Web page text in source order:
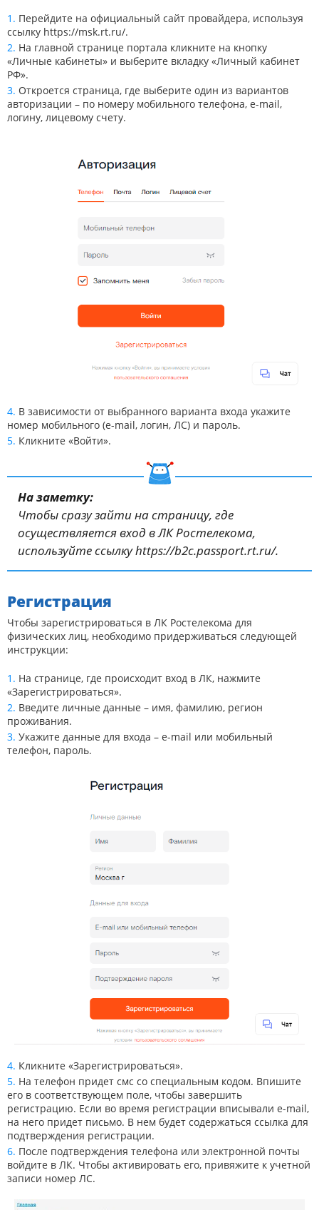
Перейдите на официальный сайт провайдера, используя
ссылку https://msk.rt.ru/.
На главной странице портала кликните на кнопку
«Личные кабинеты» и выберите вкладку «Личный кабинет
РФ».
Откроется страница, где выберите один из вариантов
авторизации – по номеру мобильного телефона, e-mail,
логину, лицевому счету.
В зависимости от выбранного варианта входа укажите
номер мобильного (e-mail, логин, ЛС) и пароль.
Кликните «Войти».
На заметку:
Чтобы сразу зайти на страницу, где
осуществляется вход в ЛК Ростелекома,
используйте ссылкуhttps://b2c.passport.rt.ru/.
Регистрация
Чтобы зарегистрироваться в ЛК Ростелекома для
физических лиц, необходимо придерживаться следующей
инструкции:
На странице, где происходит вход в ЛК, нажмите
«Зарегистрироваться».
Введите личные данные – имя, фамилию, регион
проживания.
Укажите данные для входа – e-mail или мобильный
телефон, пароль.
Кликните «Зарегистрироваться».
На телефон придет смс со специальным кодом. Впишите
его в соответствующем поле, чтобы завершить
регистрацию. Если во время регистрации вписывали e-mail,
на него придет письмо. В нем будет содержаться ссылка для
подтверждения регистрации.
После подтверждения телефона или электронной почты
войдите в ЛК. Чтобы активировать его, привяжите к учетной
записи номер ЛС.